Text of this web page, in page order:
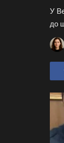
У
до